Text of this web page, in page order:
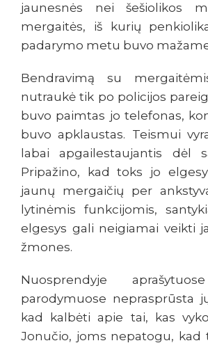
jaunesnės nei šešiolikos
mergaitės, iš kurių
padarymo metu buvo
Bendravimą su
nutraukė tik po policijos
buvo paimtas jo telefonas,
buvo apklaustas. Teismui
labai apgailestaujantis dėl
Pripažino, kad toks jo
jaunų mergaičių per
lytinėmis funkcijomis,
elgesys gali neigiamai veikti
žmones.
Nuosprendyje
parodymuose neprasprūsta
kad kalbėti apie tai, kas
Jonučio, joms nepatogu, kad